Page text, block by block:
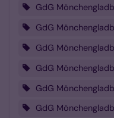
GdG
GdG
GdG
GdG
GdG
GdG